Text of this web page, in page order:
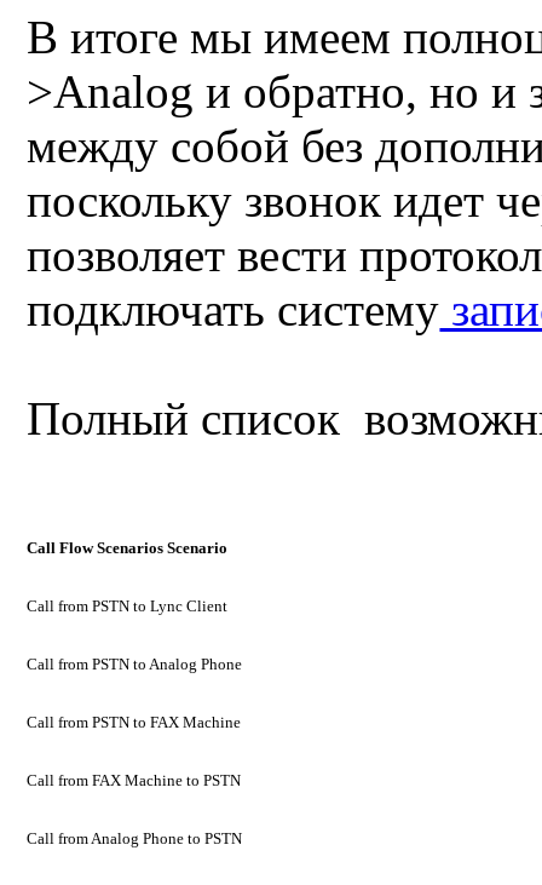
В итоге мы имеем
>Analog и обратно, но и
между собой без
поскольку звонок идет
позволяет вести
подключать систему
Полный список
Call Flow Scenarios Scenario
Call from PSTN to Lync Client
Call from PSTN to Analog Phone
Call from PSTN to FAX Machine
Call from FAX Machine to PSTN
Call from Analog Phone to PSTN